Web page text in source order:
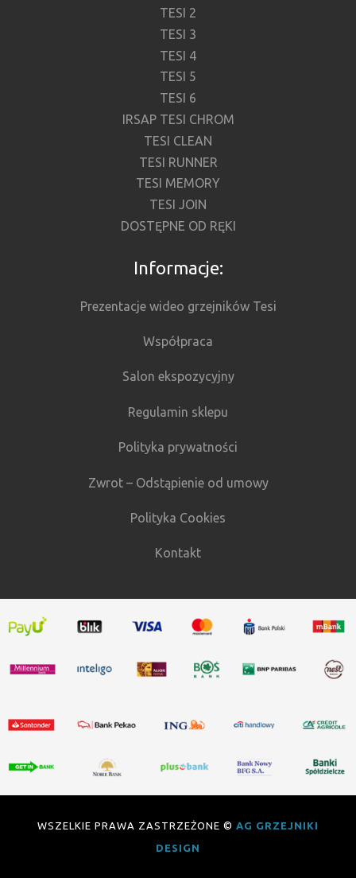
TESI 2
TESI 3
TESI 4
TESI 5
TESI 6
IRSAP TESI CHROM
TESI CLEAN
TESI RUNNER
TESI MEMORY
TESI JOIN
DOSTĘPNE OD RĘKI
Informacje:
Prezentacje wideo grzejników Tesi
Współpraca
Salon ekspozycyjny
Regulamin sklepu
Polityka prywatności
Zwrot – Odstąpienie od umowy
Polityka Cookies
Kontakt
WSZELKIE PRAWA ZASTRZEŻONE © AG GRZEJNIKI
DESIGN